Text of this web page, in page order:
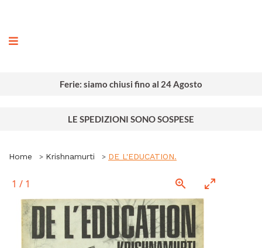
Ferie: siamo chiusi fino al 24 Agosto
LE SPEDIZIONI SONO SOSPESE
Home Krishnamurti DE L'EDUCATION.
1 / 1